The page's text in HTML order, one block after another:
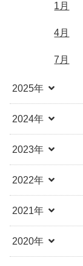
1月
4月
7月
2025年
2024年
2023年
2022年
2021年
2020年